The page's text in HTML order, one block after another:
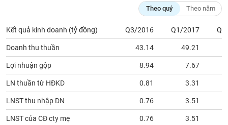
Theo quý Theo năm
Kết quả kinh doanh (tỷ đồng) Q3/2016 Q1/2017
Doanh thu thuần 43.14 49.21
Lợi nhuận gộp 8.94 7.67
LN thuần từ HĐKD 0.81 3.31
LNST thu nhập DN 0.76 3.51
LNST của CĐ cty mẹ 0.76 3.51
Tất cả Cổ phiếu Chỉ số Chứng chỉ quỹ Chứng
Lãnh
đạo
(-)
Tất cả Người nội bộ Người liên quan Cổ đông lớn